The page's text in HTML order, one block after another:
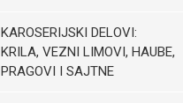
KAROSERIJSKI DELOVI:
KRILA, VEZNI LIMOVI, HAUBE,
PRAGOVI I SAJTNE